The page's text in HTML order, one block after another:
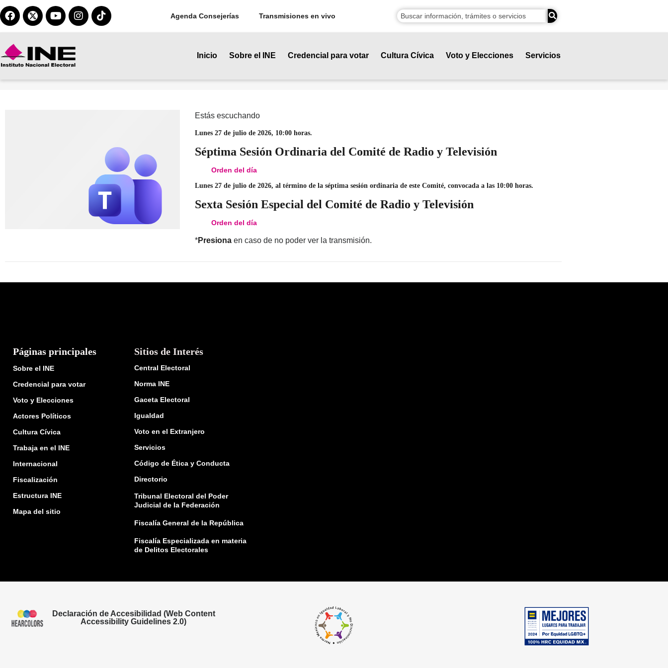
Agenda Consejerías Transmisiones en vivo
Inicio Sobre el INE Credencial para votar Cultura Cívica Voto y Elecciones Servicios
Estás escuchando
Lunes 27 de julio de 2026, 10:00 horas.
Séptima Sesión Ordinaria del Comité de Radio y Televisión
Orden del día
Lunes 27 de julio de 2026, al término de la séptima sesión ordinaria de este Comité, convocada a las 10:00 horas.
Sexta Sesión Especial del Comité de Radio y Televisión
Orden del día
*Presionaen caso de no poder ver la transmisión.
Páginas principales
Sobre el INE
Credencial para votar
Voto y Elecciones
Actores Políticos
Cultura Cívica
Trabaja en el INE
Internacional
Fiscalización
Estructura INE
Mapa del sitio
Sitios de Interés
Central Electoral
Norma INE
Gaceta Electoral
Igualdad
Voto en el Extranjero
Servicios
Código de Ética y Conducta
Directorio
Tribunal Electoral del Poder
Judicial de la Federación
Fiscalía General de la República
Fiscalía Especializada en materia
de Delitos Electorales
Declaración de Accesibilidad (Web Content
Accessibility Guidelines 2.0)